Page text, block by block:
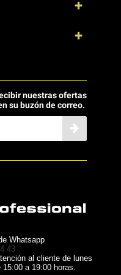
nuestras ofertas
su buzón de correo.
Whatsapp
43
al cliente de lunes
a 19:00 horas.